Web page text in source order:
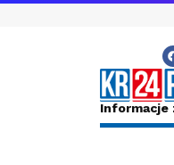
Informacje